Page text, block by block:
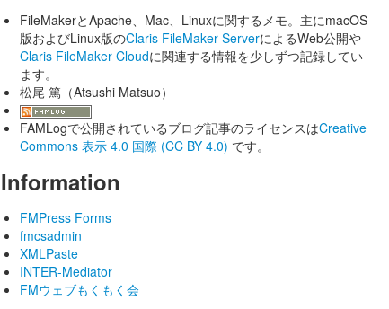
FileMakerとApache、Mac、Linuxに関するメモ。主にmacOS
版およびLinux版のClaris FileMaker ServerによるWeb公開や
Claris FileMaker Cloudに関連する情報を少しずつ記録してい
ます。
松尾 篤（Atsushi Matsuo）
FAMLogで公開されているブログ記事のライセンスはCreative
Commons 表示 4.0 国際 (CC BY 4.0) です。
Information
FMPress Forms
fmcsadmin
XMLPaste
INTER-Mediator
FMウェブもくもく会